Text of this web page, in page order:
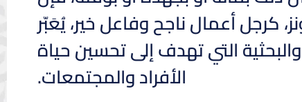
كرجل أعمال ناجح وفاعل خير، يُعَبّر
التي تهدف إلى تحسين حياة
الأفراد والمجتمعات.